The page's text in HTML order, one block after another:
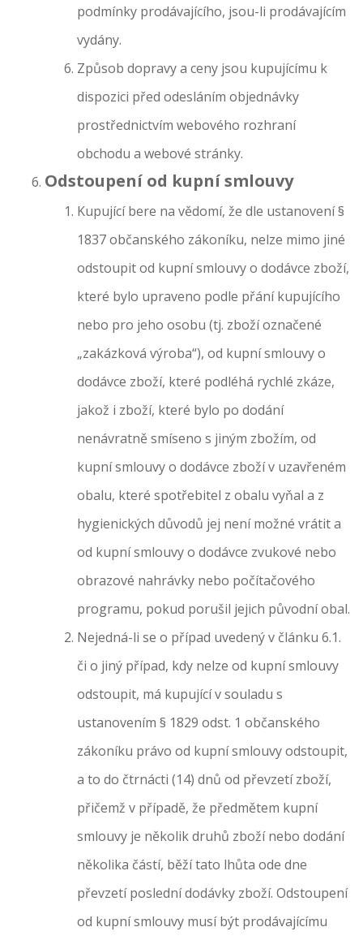
podmínky prodávajícího, jsou-li prodávajícím
vydány.
Způsob dopravy a ceny jsou kupujícímu k
dispozici před odesláním objednávky
prostřednictvím webového rozhraní
obchodu a webové stránky.
Odstoupení od kupní smlouvy
Kupující bere na vědomí, že dle ustanovení §
1837 občanského zákoníku, nelze mimo jiné
odstoupit od kupní smlouvy o dodávce zboží,
které bylo upraveno podle přání kupujícího
nebo pro jeho osobu (tj. zboží označené
„zakázková výroba“), od kupní smlouvy o
dodávce zboží, které podléhá rychlé zkáze,
jakož i zboží, které bylo po dodání
nenávratně smíseno s jiným zbožím, od
kupní smlouvy o dodávce zboží v uzavřeném
obalu, které spotřebitel z obalu vyňal a z
hygienických důvodů jej není možné vrátit a
od kupní smlouvy o dodávce zvukové nebo
obrazové nahrávky nebo počítačového
programu, pokud porušil jejich původní obal.
Nejedná-li se o případ uvedený v článku 6.1.
či o jiný případ, kdy nelze od kupní smlouvy
odstoupit, má kupující v souladu s
ustanovením § 1829 odst. 1 občanského
zákoníku právo od kupní smlouvy odstoupit,
a to do čtrnácti (14) dnů od převzetí zboží,
přičemž v případě, že předmětem kupní
smlouvy je několik druhů zboží nebo dodání
několika částí, běží tato lhůta ode dne
převzetí poslední dodávky zboží. Odstoupení
od kupní smlouvy musí být prodávajícímu